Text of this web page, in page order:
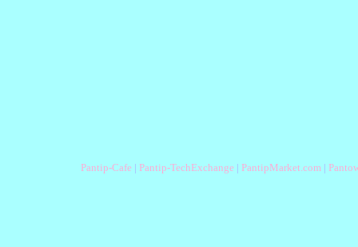
Pantip-Cafe | Pantip-TechExchange | PantipMarket.com |